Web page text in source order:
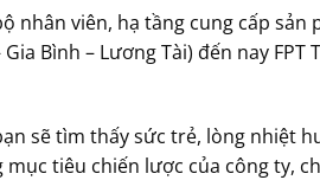
nhân viên, hạ tầng cung cấp sản
Gia Bình – Lương Tài) đến nay
sẽ tìm thấy sức trẻ, lòng
tiêu chiến lược của công ty,